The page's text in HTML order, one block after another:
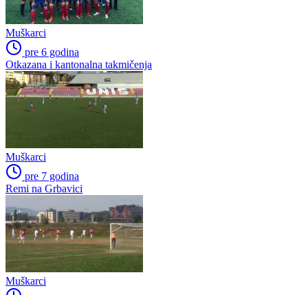
Muškarci
pre 6 godina
Otkazana i kantonalna takmičenja
Muškarci
pre 7 godina
Remi na Grbavici
Muškarci